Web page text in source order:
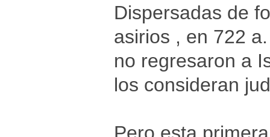
Dispersadas de
asirios , en 722
no regresaron a
los consideran